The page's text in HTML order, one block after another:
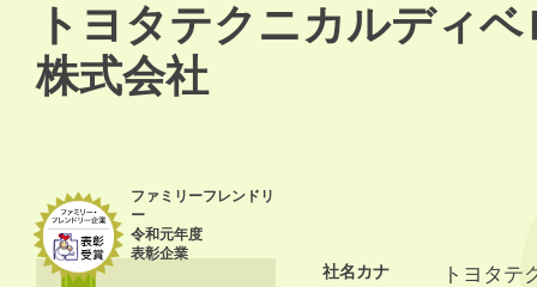
トヨタテクニカルディ
株式会社
ファミリーフレンドリ
ー
令和元年度
表彰企業
社名カナ トヨタテ